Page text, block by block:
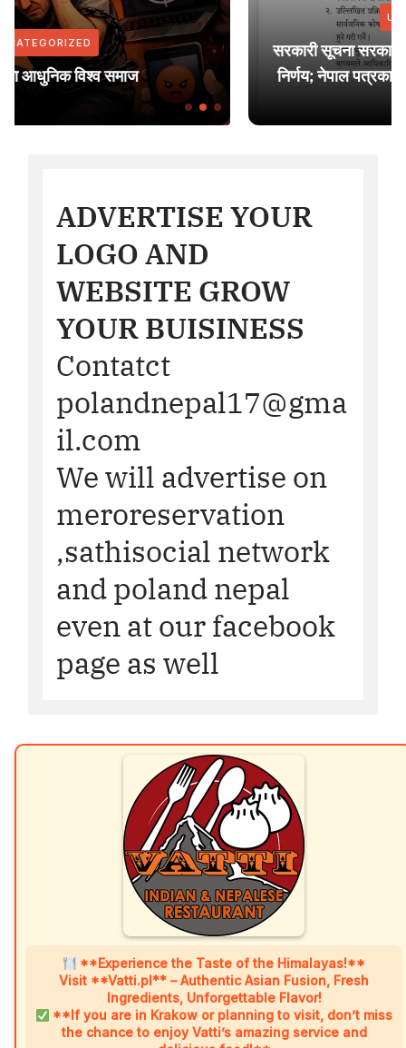
UNCATEGORIZED
सरकारी सूचना सरकारी सञ्चार माध्यममा मात्र प्रकाशन गर्ने
निर्णय; नेपाल पत्रकार महासंघ युरोप शाखाद्वारा ध्यानाकर्षण
ADVERTISE YOUR
LOGO AND
WEBSITE GROW
YOUR BUISINESS
Contatct
polandnepal17@gma
il.com
We will advertise on
meroreservation
,sathisocial network
and poland nepal
even at our facebook
page as well
**Experience the Taste of the Himalayas!**
Visit **Vatti.pl** – Authentic Asian Fusion, Fresh
Ingredients, Unforgettable Flavor!
**If you are in Krakow or planning to visit, don’t miss
the chance to enjoy Vatti’s amazing service and